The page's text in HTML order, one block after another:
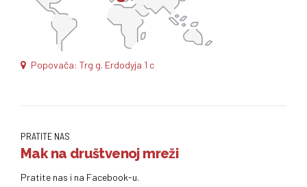
Popovača: Trg g. Erdodyja 1 c
PRATITE NAS
Mak na društvenoj mreži
Pratite nas i na Facebook-u.